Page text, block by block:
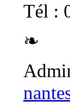
Tél :
❧